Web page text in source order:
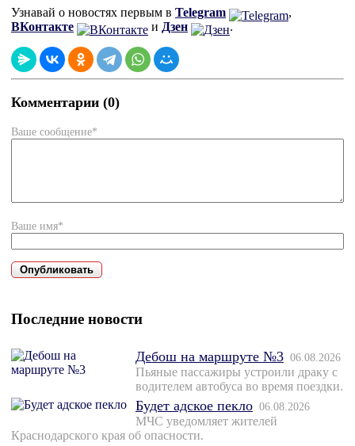
Узнавай о новостях первым в Telegram
,
ВКонтакте
и Дзен .
Комментарии (0)
Ваше сообщение*
Ваше имя*
Последние новости
Дебош на маршруте №3 06.08.2026
Пьяные пассажиры устроили драку с
водителем автобуса во время поездки.
Будет адское пекло 06.08.2026
МЧС уведомляет жителей
Краснодарского края об опасности.